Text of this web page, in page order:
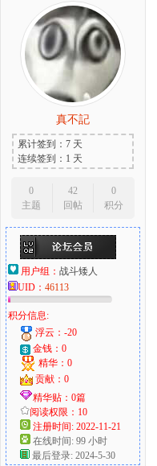
真不記
累计签到：7 天
连续签到：1 天
0
主题
42
回帖
0
积分
用户组： 战斗矮人
UID： 46113
积分信息:
浮云：-20
金钱：0
精华：0
贡献：0
精华贴：0篇
阅读权限：10
注册时间: 2022-11-21
在线时间: 99 小时
最后登录: 2024-5-30